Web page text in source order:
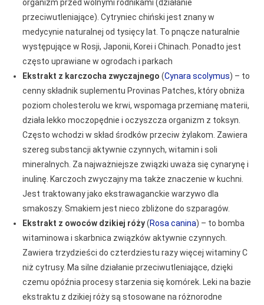
organizm przed wolnymi rodnikami (działanie
przeciwutleniające). Cytryniec chiński jest znany w
medycynie naturalnej od tysięcy lat. To pnącze naturalnie
występujące w Rosji, Japonii, Korei i Chinach. Ponadto jest
często uprawiane w ogrodach i parkach
Ekstrakt z karczocha zwyczajnego (Cynara scolymus) – to
cenny składnik suplementu Provinas Patches, który obniża
poziom cholesterolu we krwi, wspomaga przemianę materii,
działa lekko moczopędnie i oczyszcza organizm z toksyn.
Często wchodzi w skład środków przeciw żylakom. Zawiera
szereg substancji aktywnie czynnych, witamin i soli
mineralnych. Za najważniejsze związki uważa się cynarynę i
inulinę. Karczoch zwyczajny ma także znaczenie w kuchni.
Jest traktowany jako ekstrawaganckie warzywo dla
smakoszy. Smakiem jest nieco zbliżone do szparagów.
Ekstrakt z owoców dzikiej róży(Rosa canina) – to bomba
witaminowa i skarbnica związków aktywnie czynnych.
Zawiera trzydzieści do czterdziestu razy więcej witaminy C
niż cytrusy. Ma silne działanie przeciwutleniające, dzięki
czemu opóźnia procesy starzenia się komórek. Leki na bazie
ekstraktu z dzikiej róży są stosowane na różnorodne